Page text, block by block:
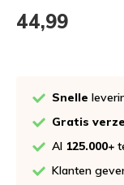
44,99
Snelle
Gratis
Al 125.000+
Klanten